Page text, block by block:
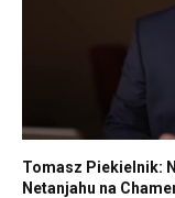
Tomasz Piekielnik:
Netanjahu na